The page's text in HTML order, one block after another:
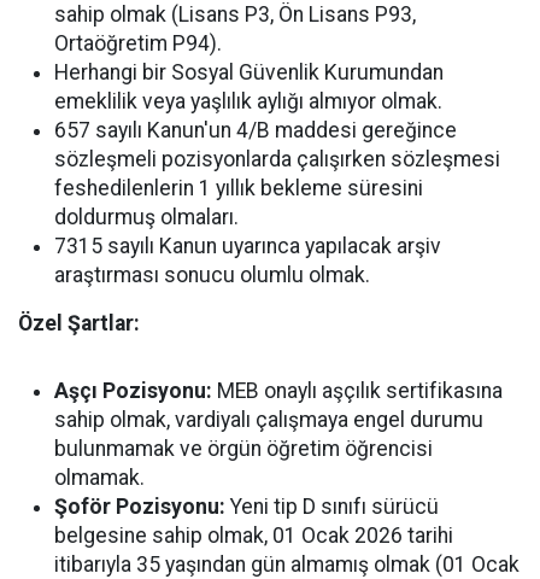
sahip olmak (Lisans P3, Ön Lisans P93,
Ortaöğretim P94).
Herhangi bir Sosyal Güvenlik Kurumundan
emeklilik veya yaşlılık aylığı almıyor olmak.
657 sayılı Kanun'un 4/B maddesi gereğince
sözleşmeli pozisyonlarda çalışırken sözleşmesi
feshedilenlerin 1 yıllık bekleme süresini
doldurmuş olmaları.
7315 sayılı Kanun uyarınca yapılacak arşiv
araştırması sonucu olumlu olmak.
Özel Şartlar:
Aşçı Pozisyonu: MEB onaylı aşçılık sertifikasına
sahip olmak, vardiyalı çalışmaya engel durumu
bulunmamak ve örgün öğretim öğrencisi
olmamak.
Şoför Pozisyonu: Yeni tip D sınıfı sürücü
belgesine sahip olmak, 01 Ocak 2026 tarihi
itibarıyla 35 yaşından gün almamış olmak (01 Ocak